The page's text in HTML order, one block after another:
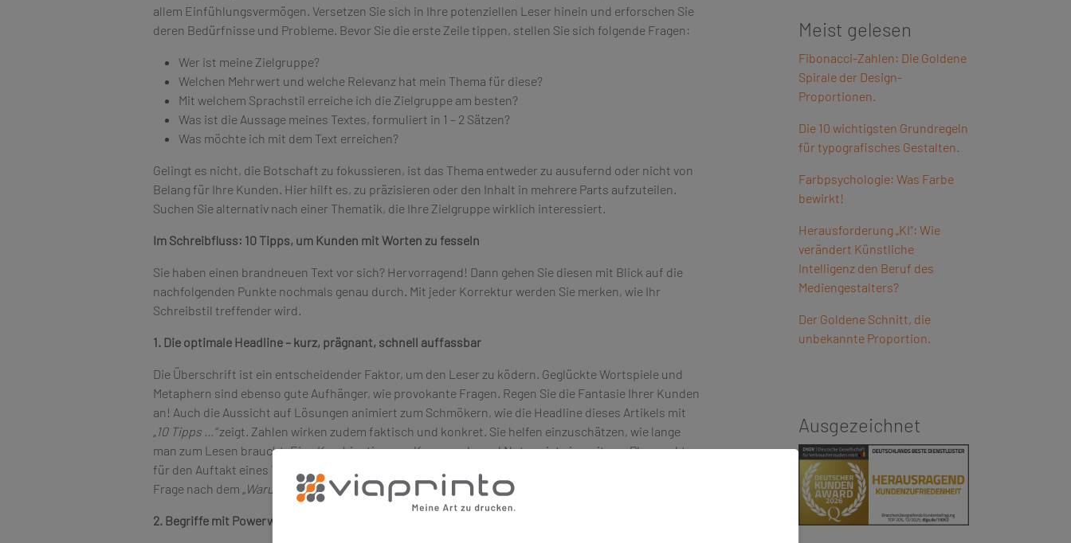
allem Einfühlungsvermögen. Versetzen Sie sich in Ihre potenziellen Leser hinein und erforschen Sie
deren Bedürfnisse und Probleme. Bevor Sie die erste Zeile tippen, stellen Sie sich folgende Fragen:
Wer ist meine Zielgruppe?
Welchen Mehrwert und welche Relevanz hat mein Thema für diese?
Mit welchem Sprachstil erreiche ich die Zielgruppe am besten?
Was ist die Aussage meines Textes, formuliert in 1 – 2 Sätzen?
Was möchte ich mit dem Text erreichen?
Gelingt es nicht, die Botschaft zu fokussieren, ist das Thema entweder zu ausufernd oder nicht von
Belang für Ihre Kunden. Hier hilft es, zu präzisieren oder den Inhalt in mehrere Parts aufzuteilen.
Suchen Sie alternativ nach einer Thematik, die Ihre Zielgruppe wirklich interessiert.
Im Schreibfluss: 10 Tipps, um Kunden mit Worten zu fesseln
Sie haben einen brandneuen Text vor sich? Hervorragend! Dann gehen Sie diesen mit Blick auf die
nachfolgenden Punkte nochmals genau durch. Mit jeder Korrektur werden Sie merken, wie Ihr
Schreibstil treffender wird.
1. Die optimale Headline – kurz, prägnant, schnell auffassbar
Die Überschrift ist ein entscheidender Faktor, um den Leser zu ködern. Geglückte Wortspiele und
Metaphern sind ebenso gute Aufhänger, wie provokante Fragen. Regen Sie die Fantasie Ihrer Kunden
an! Auch die Aussicht auf Lösungen animiert zum Schmökern, wie die Headline dieses Artikels mit
„10 Tipps …“zeigt. Zahlen wirken zudem faktisch und konkret. Sie helfen einzuschätzen, wie lange
man zum Lesen braucht. Eine Kombination aus Kommando und Nutzen ist ein weiterer Pluspunkt
für den Auftakt eines Textes. Sie fordern Ihre Kunden auf, etwas zu tun und beantworten zugleich die
Frage nach dem „Warum/Wozu“.
2. Begriffe mit Powerwirkung
Meist gelesen
Fibonacci-Zahlen: Die Goldene
Spirale der Design-
Proportionen.
Die 10 wichtigsten Grundregeln
für typografisches Gestalten.
Farbpsychologie: Was Farbe
bewirkt!
Herausforderung „KI“: Wie
verändert Künstliche
Intelligenz den Beruf des
Mediengestalters?
Der Goldene Schnitt, die
unbekannte Proportion.
Ausgezeichnet